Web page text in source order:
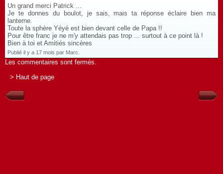
Un grand merci Patrick ...
Je te donnes du boulot, je sais, mais ta réponse éclaire bien ma
lanterne.
Toute la sphère Yéyé est bien devant celle de Papa !!
Pour être franc je ne m'y attendais pas trop ... surtout à ce point là !
Bien à toi et Amitiés sincères
Publié il y a 17 mois par Marc.
Les commentaires sont fermés.
> Haut de page